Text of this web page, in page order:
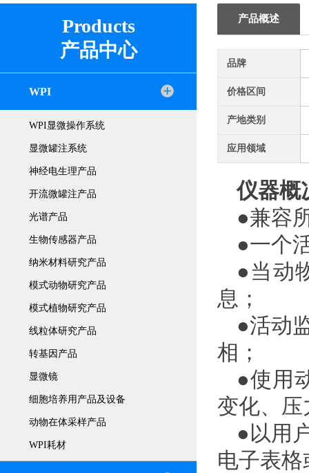
Products
产品中心
WPI
WPI显微操作系统
显微罐注系统
神经电生理产品
开流微罐注产品
光谱产品
生物传感器产品
纳米材料研究产品
模式动物研究产品
模式植物研究产品
线粒体研究产品
转基因产品
显微镜
细胞培养用产品及设备
动物在体采样产品
WPI耗材
产品概述
品牌
价格区间
产地类别
应用领域
仪器概
●兼容
●一个
●当动
息；
●活动
相；
●使用
变化、
●以用
电子表